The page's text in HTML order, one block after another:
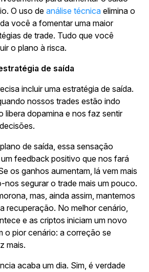
O uso de análise técnica elimina o
você a fomentar uma maior
de trade. Tudo que você
o plano à risca.
de saída
incluir uma estratégia de saída.
nossos trades estão indo
libera dopamina e nos faz sentir
de saída, essa sensação
feedback positivo que nos fará
os ganhos aumentam, lá vem mais
nos segurar o trade mais um pouco.
mas, ainda assim, mantemos
recuperação. No melhor cenário,
e as criptos iniciam um novo
o pior cenário: a correção se
mais.
acaba um dia. Sim, é verdade